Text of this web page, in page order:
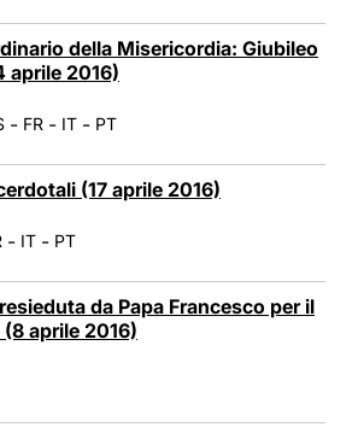
della Misericordia: Giubileo
aprile 2016)
- FR - IT - PT
(17 aprile 2016)
- IT - PT
da Papa Francesco per il
aprile 2016)